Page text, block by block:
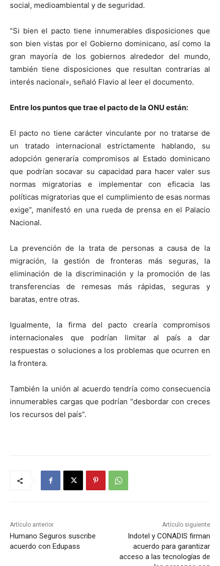
social, medioambiental y de seguridad.
“Si bien el pacto tiene innumerables disposiciones que
son bien vistas por el Gobierno dominicano, así como la
gran mayoría de los gobiernos alrededor del mundo,
también tiene disposiciones que resultan contrarias al
interés nacional», señaló Flavio al leer el documento.
Entre los puntos que trae el pacto de la ONU están:
El pacto no tiene carácter vinculante por no tratarse de
un tratado internacional estrictamente hablando, su
adopción generaría compromisos al Estado dominicano
que podrían socavar su capacidad para hacer valer sus
normas migratorias e implementar con eficacia las
políticas migratorias que el cumplimiento de esas normas
exige”, manifestó en una rueda de prensa en el Palacio
Nacional.
La prevención de la trata de personas a causa de la
migración, la gestión de fronteras más seguras, la
eliminación de la discriminación y la promoción de las
transferencias de remesas más rápidas, seguras y
baratas, entre otras.
Igualmente, la firma del pacto crearía compromisos
internacionales que podrían limitar al país a dar
respuestas o soluciones a los problemas que ocurren en
la frontera.
También la unión al acuerdo tendría como consecuencia
innumerables cargas que podrían “desbordar con creces
los recursos del país”.
Artículo anterior
Humano Seguros suscribe
acuerdo con Edupass
Artículo siguiente
Indotel y CONADIS firman
acuerdo para garantizar
acceso a las tecnologías de